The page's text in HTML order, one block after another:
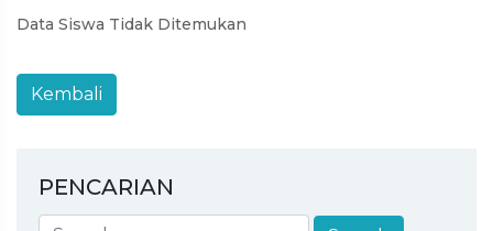
Data Siswa Tidak Ditemukan
PENCARIAN